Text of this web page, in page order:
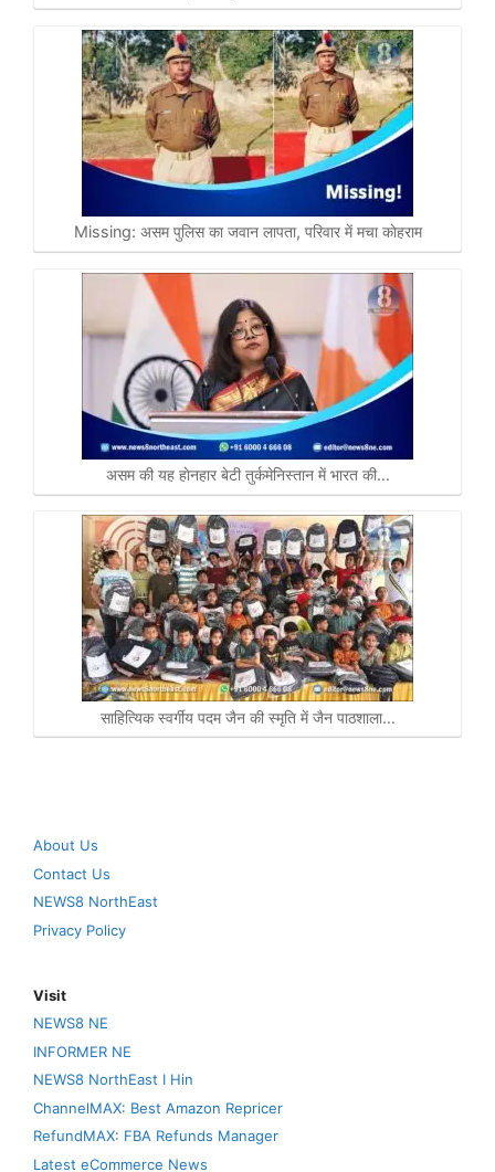
Missing: असम पुलिस का जवान लापता, परिवार में मचा काेहराम
असम की यह हाेनहार बेटी तुर्कमेनिस्तान में भारत की…
साहित्यिक स्वर्गीय पदम जैन की स्मृति में जैन पाठशाला…
About Us
Contact Us
NEWS8 NorthEast
Privacy Policy
Visit
NEWS8 NE
INFORMER NE
NEWS8 NorthEast I Hin
ChannelMAX: Best Amazon Repricer
RefundMAX: FBA Refunds Manager
Latest eCommerce News